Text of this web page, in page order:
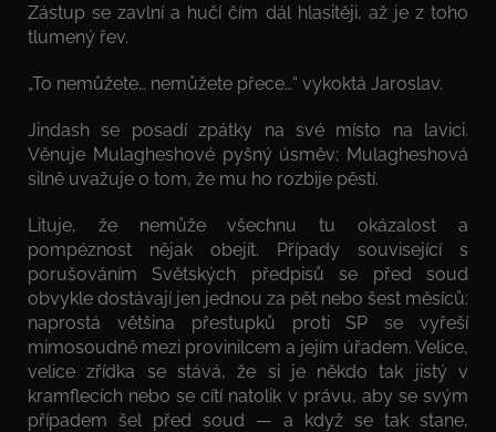
Zástup se zavlní a hučí čím dál hlasitěji, až je z toho
tlumený řev.
„To nemůžete… nemůžete přece…“ vykoktá Jaroslav.
Jindash se posadí zpátky na své místo na lavici.
Věnuje Mulagheshové pyšný úsměv; Mulagheshová
silně uvažuje o tom, že mu ho rozbije pěstí.
Lituje, že nemůže všechnu tu okázalost a
pompéznost nějak obejít. Případy související s
porušováním Světských předpisů se před soud
obvykle dostávají jen jednou za pět nebo šest měsíců:
naprostá většina přestupků proti SP se vyřeší
mimosoudně mezi provinilcem a jejím úřadem. Velice,
velice zřídka se stává, že si je někdo tak jistý v
kramflecích nebo se cítí natolik v právu, aby se svým
případem šel před soud — a když se tak stane,